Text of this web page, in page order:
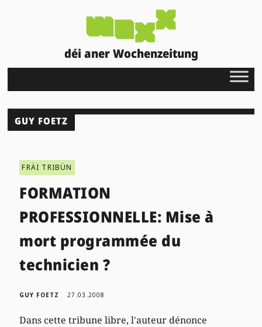
déi aner Wochenzeitung
GUY FOETZ
FRÄI TRIBÜN
FORMATION
PROFESSIONNELLE: Mise à
mort programmée du
technicien ?
GUY FOETZ 27.03.2008
Dans cette tribune libre, l'auteur dénonce